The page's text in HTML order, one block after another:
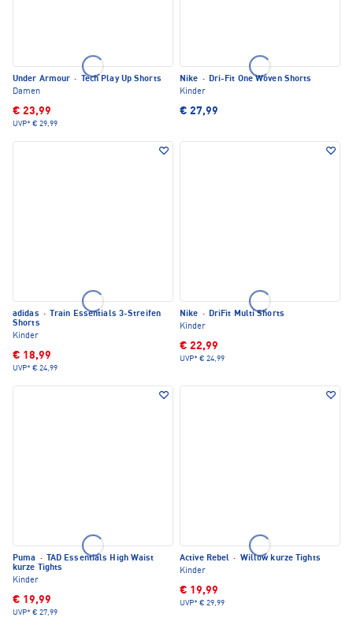
Under Armour ·
Tech Play Up Shorts
Damen
€ 23,99
UVP* € 29,99
Nike · Dri-Fit One Woven Shorts
Kinder
€ 27,99
adidas ·
Train Essentials 3-Streifen
Shorts
Kinder
€ 18,99
UVP* € 24,99
Nike · DriFit Multi Shorts
Kinder
€ 22,99
UVP* € 24,99
Puma ·
TAD Essentials High Waist
kurze Tights
Kinder
€ 19,99
UVP* € 27,99
Active Rebel · Willow kurze Tights
Kinder
€ 19,99
UVP* € 29,99